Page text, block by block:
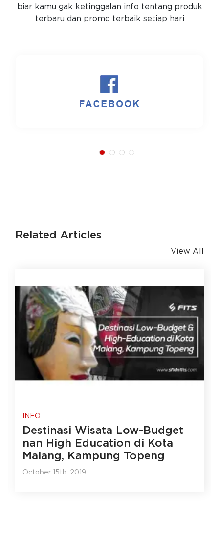
biar kamu gak ketinggalan info tentang produk
terbaru dan promo terbaik setiap hari
Related Articles
View All
INFO
Destinasi Wisata Low-Budget
nan High Education di Kota
Malang, Kampung Topeng
October 15th, 2019